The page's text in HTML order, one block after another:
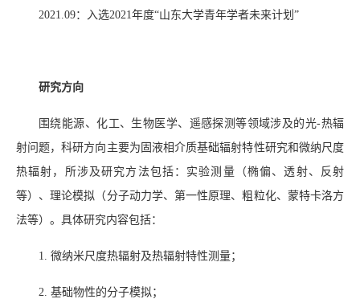
2021.09：入选2021 年度“山东大学青年学者未来计划”
研究方向
围绕能源、化工、生物医学、遥感探测等领域涉及的光-热辐
射问题，科研方向主要为固液相介质基础辐射特性研究和微纳尺度
热辐射，所涉及研究方法包括：实验测量（椭偏、透射、反射
等）、理论模拟（分子动力学、第一性原理、粗粒化、蒙特卡洛方
法等）。具体研究内容包括：
1. 微纳米尺度热辐射及热辐射特性测量；
2. 基础物性的分子模拟；